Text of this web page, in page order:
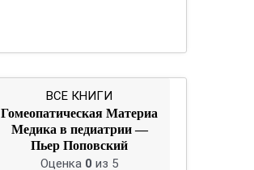
ВСЕ КНИГИ
Гомеопатическая Материа
Медика в педиатрии —
Пьер Поповский
Оценка 0 из 5